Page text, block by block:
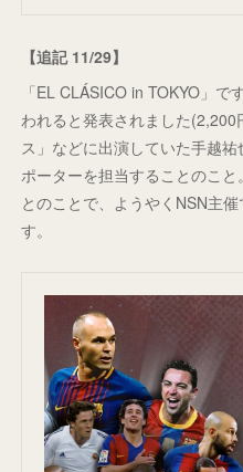
【追記 11/29】
「EL CLÁSICO in TOKYO」
われると発表されました
ス」などに出演していた手越
ポーターを担当することのこ
とのことで、ようやくNSN主
す。